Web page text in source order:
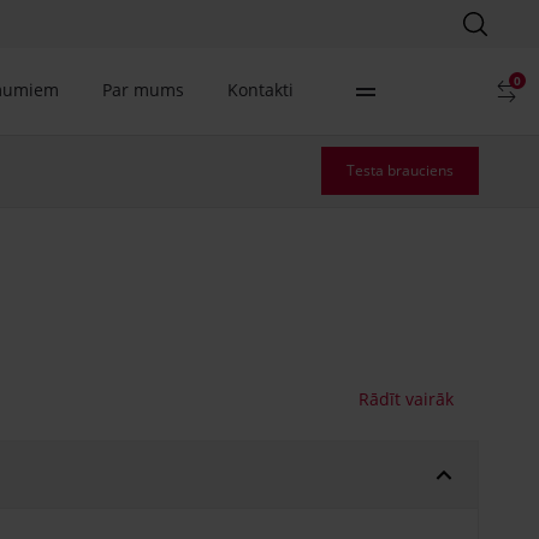
0
Par mums Kontakti
Testa brauciens